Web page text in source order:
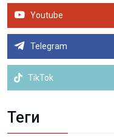
Youtube
Telegram
TikTok
Теги